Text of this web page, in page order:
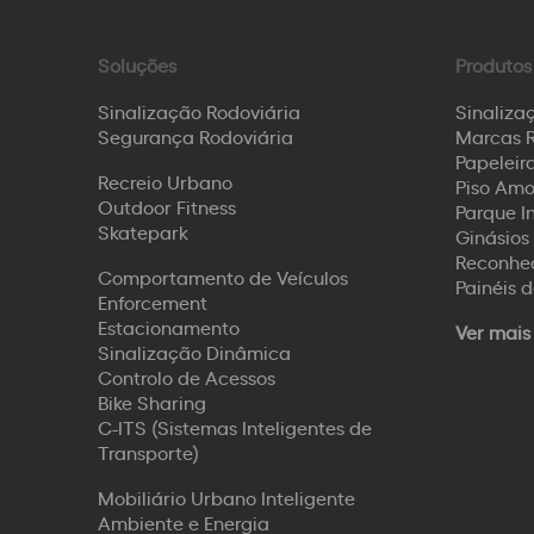
Soluções
Sinalização Rodoviária
Segurança Rodoviária
Recreio Urbano
Outdoor Fitness
Skatepark
Comportamento de Veículos
Enforcement
Estacionamento
Sinalização Dinâmica
Controlo de Acessos
Bike Sharing
C-ITS (Sistemas Inteligentes de
Transporte)
Mobiliário Urbano Inteligente
Ambiente e Energia
Produtos
Marcas
Piso
Parque
Painéis
Ver mais